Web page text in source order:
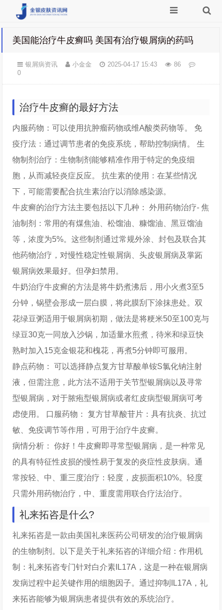
美国能治疗牛皮癣吗 美国有治疗银屑病的药吗
银屑病资讯 小金金 2025-04-17 15:43
86
0
治疗牛皮癣的最好方法
内服药物：可以使用抗肿瘤药物或维A酸类药物等。 免
疫疗法：通过调节患者的免疫系统，帮助控制病情。 生
物制剂治疗：生物制剂能够精准作用于特定的免疫细
胞，从而减轻炎症反应。 抗生素的使用：在某些情况
下，可能需要配合抗生素治疗以消除感染源。
牛皮癣的治疗方法主要包括以下几种： 外用药物治疗- 焦
油制剂：常用的有煤焦油、松馏油、糠馏油、黑豆馏油
等，浓度为5%。这些制剂通过常规外涂、封包及联合其
他药物治疗，对慢性稳定性银屑病、头皮银屑病及掌跖
银屑病效果最好。但孕妇禁用。
牛奶治疗牛皮癣的方法是将牛奶煮沸后，用小火煮3至5
分钟，锅壁会形成一层白膜，将此膜刮下涂抹患处。双
花绿豆粥适用于银屑病初期，做法是将粳米50至100克与
绿豆30克一同放入沙锅，加适量水煎煮，待米和绿豆快
熟时加入15克金银花和槐花，再煮5分钟即可服用。
静点药物： 可以选择静点复方甘草酸单铵S氯化钠注射
液，但需注意，此方法不适用于关节型银屑病以及寻常
型银屑病，对于脓疱型银屑病或者红皮病型银屑病可考
虑使用。 口服药物： 复方甘草酸苷片：具有抗炎、抗过
敏、免疫调节等作用，可用于治疗牛皮癣。
病情分析： 你好！牛皮癣即寻常型银屑病，是一种常见
的具有特征性皮损的慢性易于复发的炎症性皮肤病。通
常按轻、中、重三度治疗：轻度，皮损面积10%。轻度
只需外用药物治疗，中、重度需用联合疗法治疗。
礼来拓咨是什么?
礼来拓咨是一款由美国礼来医药公司研发的治疗银屑病
的生物制剂。以下是关于礼来拓咨的详细介绍：作用机
制：礼来拓咨专门针对白介素IL17A，这是一种在银屑病
发病过程中起关键作用的细胞因子。通过抑制IL17A，礼
来拓咨能够为银屑病患者提供有效的系统治疗。